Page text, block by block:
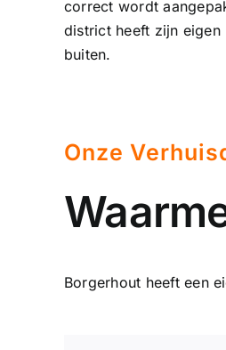
correct wordt
district heeft zijn
buiten.
Onze
Borgerhout heeft een